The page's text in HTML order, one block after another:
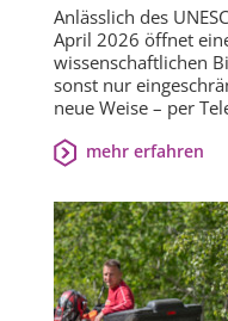
Anlässlich des
April 2026 öffnet
wissenschaftlichen
sonst nur
neue Weise – per
mehr erfahren